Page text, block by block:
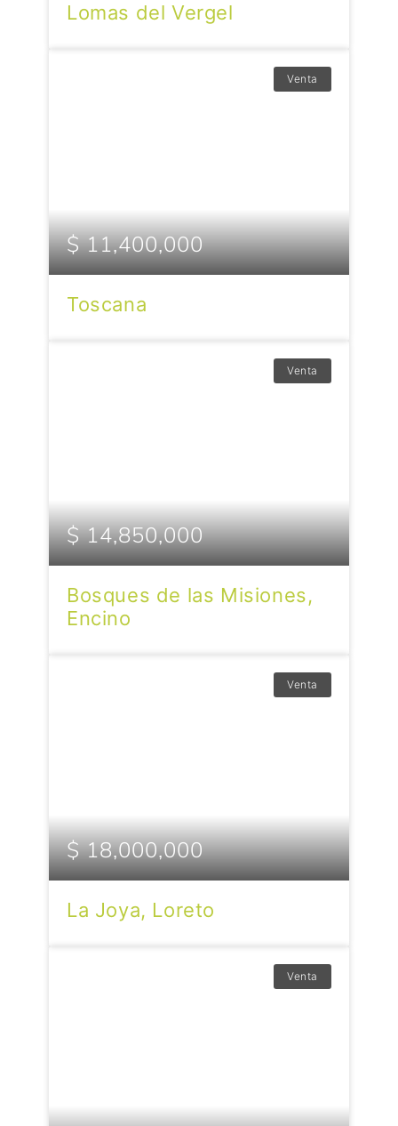
Lomas del Vergel
Venta
$ 11,400,000
Toscana
Venta
$ 14,850,000
Bosques de las Misiones,
Encino
Venta
$ 18,000,000
La Joya, Loreto
Venta